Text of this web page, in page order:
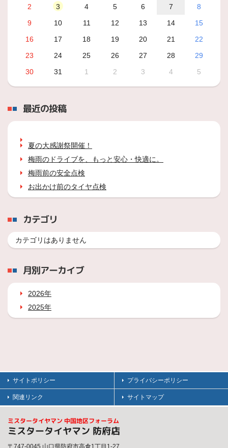
2
3 4 5 6 7
8
9
10 11 12 13 14
15
16
17 18 19 20 21
22
23
24 25 26 27 28
29
30
31 1 2 3 4 5
最近の投稿
夏の大感謝祭開催！
梅雨のドライブを、もっと安心・快適に。
梅雨前の安全点検
お出かけ前のタイヤ点検
カテゴリ
カテゴリはありません
月別アーカイブ
2026年
2025年
サイトポリシー プライバシーポリシー
関連リンク サイトマップ
ミスタータイヤマン 中国地区フォーラム
ミスタータイヤマン 防府店
〒747-0045 山口県防府市高倉1丁目1-27